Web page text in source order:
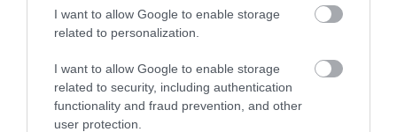
I want to allow Google to enable storage
related to personalization.
I want to allow Google to enable storage
related to security, including authentication
functionality and fraud prevention, and other
user protection.